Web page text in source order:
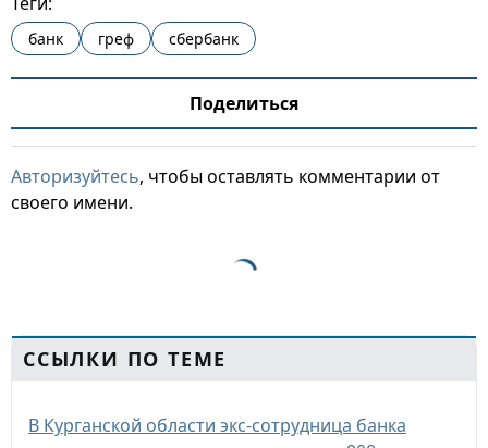
банк греф сбербанк
Поделиться
Авторизуйтесь, чтобы оставлять комментарии от
своего имени.
ССЫЛКИ ПО ТЕМЕ
В Курганской области экс-сотрудница банка